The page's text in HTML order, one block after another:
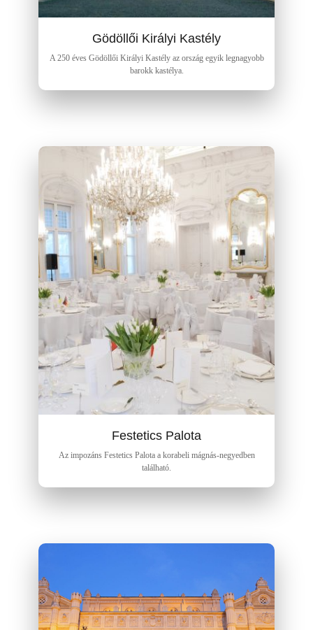
Gödöllői Királyi Kastély
A 250 éves Gödöllői Királyi Kastély az ország egyik legnagyobb
barokk kastélya.
Festetics Palota
Az impozáns Festetics Palota a korabeli mágnás-negyedben
található.